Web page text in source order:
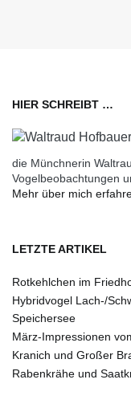
HIER SCHREIBT …
die Münchnerin
Vogelbeobachtungen
Mehr über mich
LETZTE ARTIKEL
Rotkehlchen im
Hybridvogel Lach-/
Speichersee
März-Impressionen
Kranich und Großer
Rabenkrähe und